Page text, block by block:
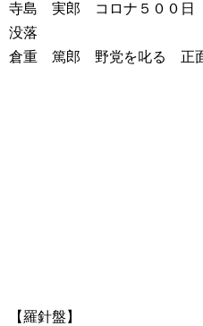
寺島 実郎 コロナ５００日
没落
倉重 篤郎 野党を叱る 正面
【羅針盤】